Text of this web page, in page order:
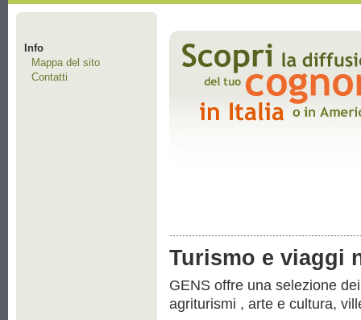
Info
Mappa del sito
Contatti
Turismo e viaggi
GENS offre una selezione
agriturismi , arte e cultura,